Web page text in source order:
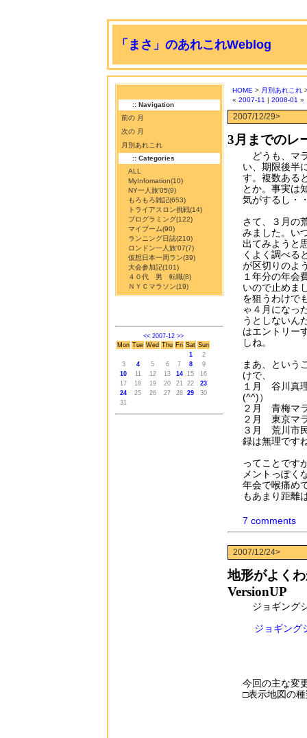
「まさ」のあれこれWeblog
:: Navigation
前の 月
次の 月
月別あれこれ
:: Categories
ALL
MyInfomation(10)
NY一人旅'05(9)
もろもろ雑記(653)
トライアスロン挑戦(14)
プログラミング(122)
マイブーム(90)
ランニング日誌(210)
ロンドン一人旅'07(7)
仮想日本一周ラン(39)
大会参加記(101)
４０代 男 転職(8)
ＮＹＣマラソン(19)
<< 2007-12 >>
Mon Tue Wed Thu Fri Sat Sun
1
2
3
4 5 6 7 8
9
10
11 12 13 14 15
16
17
18 19 20 21 22
23
24
25 26 27 28 29
30
31
HOME > 月別あれこれ
« 2007-11 | 2008-01 »
2007/12/29>
3月までのレ
どうも、マ
い、期限後半
す。複数ある
とか。事実は
気がするし・
さて、３月の
みました。い
出てみようと
くよく調べる
が区切りのよ
１年分の年会
いので止めま
を狙うわけで
ゃ４月になっ
うとしないん
はエントリー
しね。
まあ、という
けで、
１月 谷川真
(^^)）
２月 青梅マ
２月 東京マ
３月 荒川市
録は無理です
ってことです
メントっぽく
年会で喉痛め
もあまり距離
7 comments
2007/12/24>
地形がよく
VersionUP
ジョギング
ジョギング
今回の主な変
□表示地図の